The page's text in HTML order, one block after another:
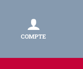
COMPTE